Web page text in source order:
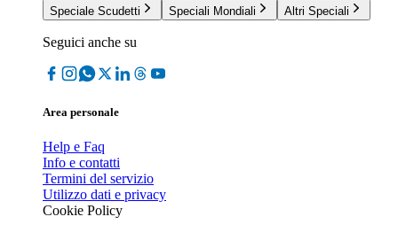
Speciale Scudetti
Speciali Mondiali Altri Speciali
Seguici anche su
Area personale
Help e Faq
Info e contatti
Termini del servizio
Utilizzo dati e privacy
Cookie Policy